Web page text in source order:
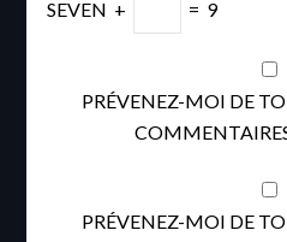
SEVEN + = 9
PRÉVENEZ-MOI DE
PRÉVENEZ-MOI DE